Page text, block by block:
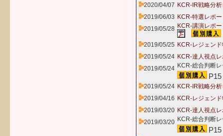
2020/04/07 KCR-IR戦略分
2019/06/03 KCR-特選レポ
2019/05/28 KCR-講演レポ
2019/05/25 KCR-レジェン
2019/05/24 KCR-達人視点
2019/05/24 KCR-総合判断
2019/05/24 KCR-IR戦略分
2019/04/16 KCR-レジェン
2019/03/20 KCR-達人視点
2019/03/20 KCR-総合判断